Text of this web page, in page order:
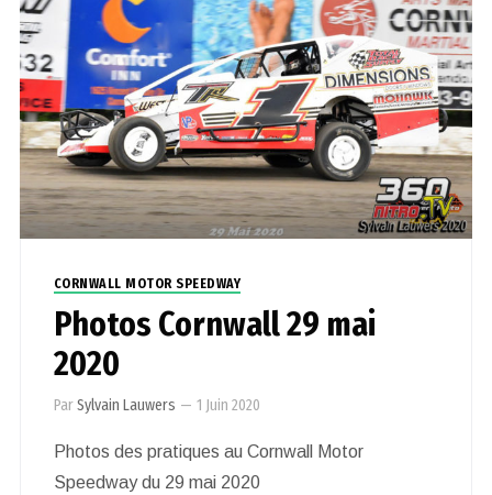
CORNWALL MOTOR SPEEDWAY
Photos Cornwall 29 mai
2020
ParSylvain Lauwers — 1 Juin 2020
Photos des pratiques au Cornwall Motor
Speedway du 29 mai 2020